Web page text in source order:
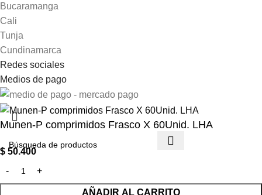
Bucaramanga
Cali
Tunja
Cundinamarca
Redes sociales
Medios de pago
Munen-P comprimidos Frasco X 60Unid. LHA
$ 50.400
AÑADIR AL CARRITO